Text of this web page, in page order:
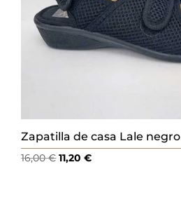
Zapatilla de casa Lale negro
16,00€El
11,20€El